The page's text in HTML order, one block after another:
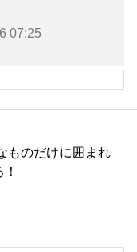
07:25
ものだけに囲まれ